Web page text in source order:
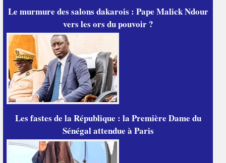
Le murmure des salons dakarois : Pape Malick Ndour
vers les ors du pouvoir ?
Les fastes de la République : la Première Dame du
Sénégal attendue à Paris